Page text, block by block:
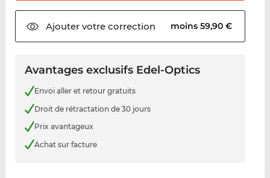
Ajouter votrecorrection moins 59,90 €
Avantages exclusifs Edel-Optics
Envoi aller et retour gratuits
Droit de rétractation de 30 jours
Prix avantageux
Achat sur facture